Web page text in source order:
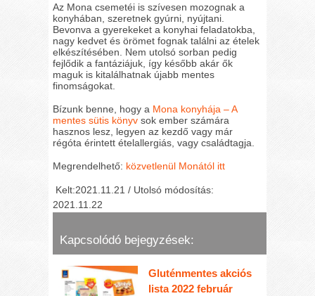
Az Mona csemetéi is szívesen mozognak a
konyhában, szeretnek gyúrni, nyújtani.
Bevonva a gyerekeket a konyhai feladatokba,
nagy kedvet és örömet fognak találni az ételek
elkészítésében. Nem utolsó sorban pedig
fejlődik a fantáziájuk, így később akár ők
maguk is kitalálhatnak újabb mentes
finomságokat.
Bízunk benne, hogy a Mona konyhája – A
mentes sütis könyv sok ember számára
hasznos lesz, legyen az kezdő vagy már
régóta érintett ételallergiás, vagy családtagja.
Megrendelhető: közvetlenül Monától itt
Kelt:2021.11.21 / Utolsó módosítás:
2021.11.22
Kapcsolódó bejegyzések:
Gluténmentes akciós
lista 2022 február